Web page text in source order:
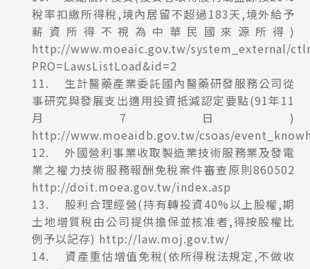
稅率扣繳所得稅,境內居留不超過183天,境外給予
薪資所得不視為中華民國來源所得)
http://www.moeaic.gov.tw/system_external/
PRO=LawsListLoad&id=2
11. 生計醫藥產業委託國內醫藥研發服務公司從
事研究與發展支出適用投資抵減認定要點(91年11
月7日)
http://www.moeaidb.gov.tw/csoas/
12. 外國營利事業收取製造業技術服務業及發電
業之權力技術服務報酬免稅案件審查原則860502
http://doit.moea.gov.tw/index.asp
13. 股利合理經營(持有轉投資40%以上股權,期
土地增質稅由公司提供擔保並核准者,得按股權比
例予以記存) http://law.moj.gov.tw/
14. 資產重估增值免稅(依所得稅法規定,不做收